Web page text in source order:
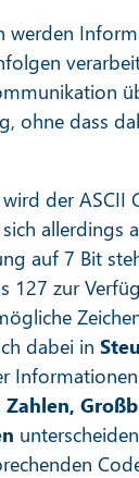
werden
ohne dass
wird der
allerdings
auf 7 Bit
127 zur
dabei in
Zahlen,